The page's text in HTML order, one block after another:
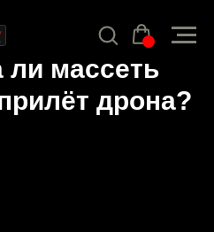
ли массеть
дрона?